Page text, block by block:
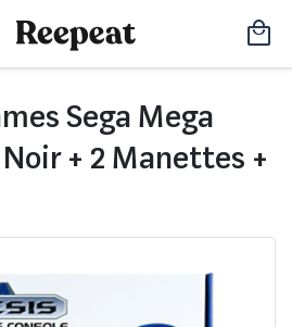
Sega Mega
+ 2 Manettes +